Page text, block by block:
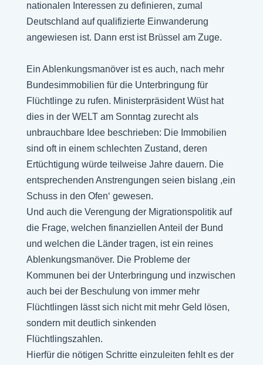
nationalen Interessen zu definieren, zumal
Deutschland auf qualifizierte Einwanderung
angewiesen ist. Dann erst ist Brüssel am Zuge.
Ein Ablenkungsmanöver ist es auch, nach mehr
Bundesimmobilien für die Unterbringung für
Flüchtlinge zu rufen. Ministerpräsident Wüst hat
dies in der WELT am Sonntag zurecht als
unbrauchbare Idee beschrieben: Die Immobilien
sind oft in einem schlechten Zustand, deren
Ertüchtigung würde teilweise Jahre dauern. Die
entsprechenden Anstrengungen seien bislang ,ein
Schuss in den Ofen‘ gewesen.
Und auch die Verengung der Migrationspolitik auf
die Frage, welchen finanziellen Anteil der Bund
und welchen die Länder tragen, ist ein reines
Ablenkungsmanöver. Die Probleme der
Kommunen bei der Unterbringung und inzwischen
auch bei der Beschulung von immer mehr
Flüchtlingen lässt sich nicht mit mehr Geld lösen,
sondern mit deutlich sinkenden
Flüchtlingszahlen.
Hierfür die nötigen Schritte einzuleiten fehlt es der